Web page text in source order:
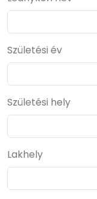
Születési év
Születési hely
Lakhely